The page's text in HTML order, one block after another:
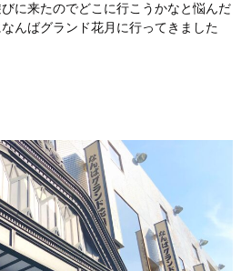
に来たのでどこに行こうかなと悩んだ
んばグランド花月に行ってきました